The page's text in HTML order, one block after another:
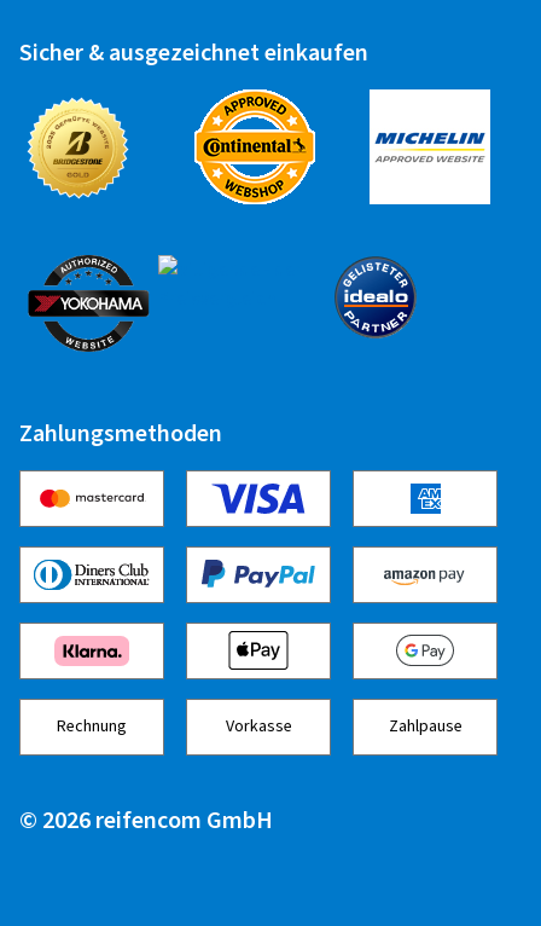
Sicher & ausgezeichnet einkaufen
Zahlungsmethoden
Rechnung Vorkasse Zahlpause
© 2026 reifencom GmbH